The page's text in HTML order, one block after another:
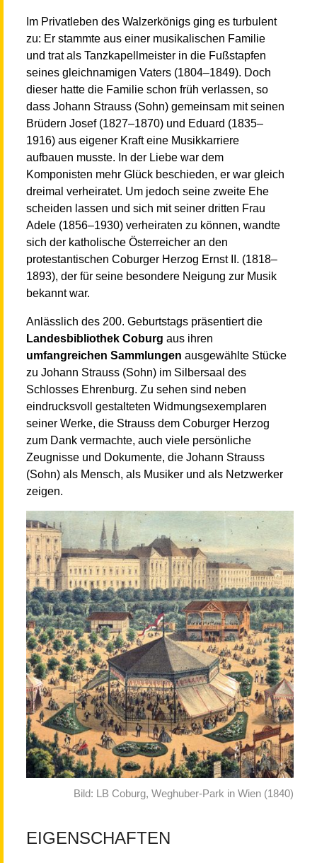
Im Privatleben des Walzerkönigs ging es turbulent
zu: Er stammte aus einer musikalischen Familie
und trat als Tanzkapellmeister in die Fußstapfen
seines gleichnamigen Vaters (1804–1849). Doch
dieser hatte die Familie schon früh verlassen, so
dass Johann Strauss (Sohn) gemeinsam mit seinen
Brüdern Josef (1827–1870) und Eduard (1835–
1916) aus eigener Kraft eine Musikkarriere
aufbauen musste. In der Liebe war dem
Komponisten mehr Glück beschieden, er war gleich
dreimal verheiratet. Um jedoch seine zweite Ehe
scheiden lassen und sich mit seiner dritten Frau
Adele (1856–1930) verheiraten zu können, wandte
sich der katholische Österreicher an den
protestantischen Coburger Herzog Ernst II. (1818–
1893), der für seine besondere Neigung zur Musik
bekannt war.
Anlässlich des 200. Geburtstags präsentiert die
Landesbibliothek Coburg aus ihren
umfangreichen Sammlungen ausgewählte Stücke
zu Johann Strauss (Sohn) im Silbersaal des
Schlosses Ehrenburg. Zu sehen sind neben
eindrucksvoll gestalteten Widmungsexemplaren
seiner Werke, die Strauss dem Coburger Herzog
zum Dank vermachte, auch viele persönliche
Zeugnisse und Dokumente, die Johann Strauss
(Sohn) als Mensch, als Musiker und als Netzwerker
zeigen.
Bild: LB Coburg, Weghuber-Park in Wien (1840)
EIGENSCHAFTEN